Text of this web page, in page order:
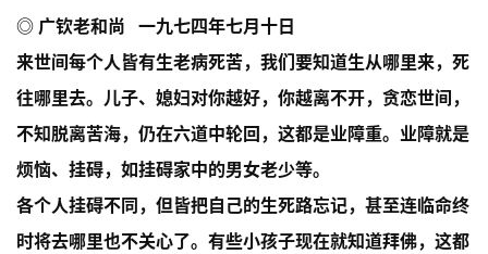
◎ 广钦老和尚 一九七四年七月十日
来世间每个人皆有生老病死苦，我们要知道生从哪里来，死
往哪里去。儿子、媳妇对你越好，你越离不开，贪恋世间，
不知脱离苦海，仍在六道中轮回，这都是业障重。 业障就是
烦恼、挂碍，如挂碍家中的男女老少等。
各个人挂碍不同，但皆把自己的生死路忘记，甚至连临命终
时将去哪里也不关心了。有些小孩子现在就知道拜佛，这都